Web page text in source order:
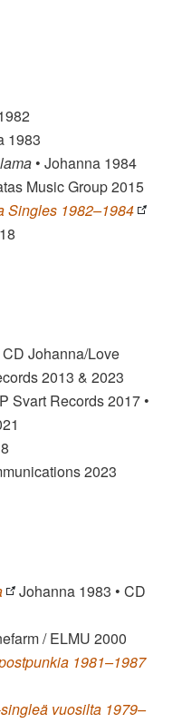
1983
• Johanna 1984
Music Group 2015
Singles 1982–1984
Johanna/Love
2013 & 2023
Svart Records 2017 •
2023
Johanna 1983 • CD
/ ELMU 2000
1981–1987
vuosilta 1979–